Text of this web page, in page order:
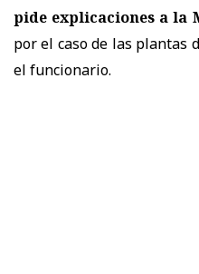
pide explicaciones a la
por el caso de las plantas
el funcionario.